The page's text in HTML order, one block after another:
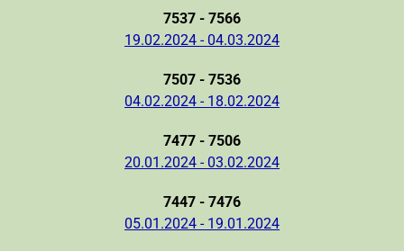
7537 - 7566
19.02.2024 - 04.03.2024
7507 - 7536
04.02.2024 - 18.02.2024
7477 - 7506
20.01.2024 - 03.02.2024
7447 - 7476
05.01.2024 - 19.01.2024